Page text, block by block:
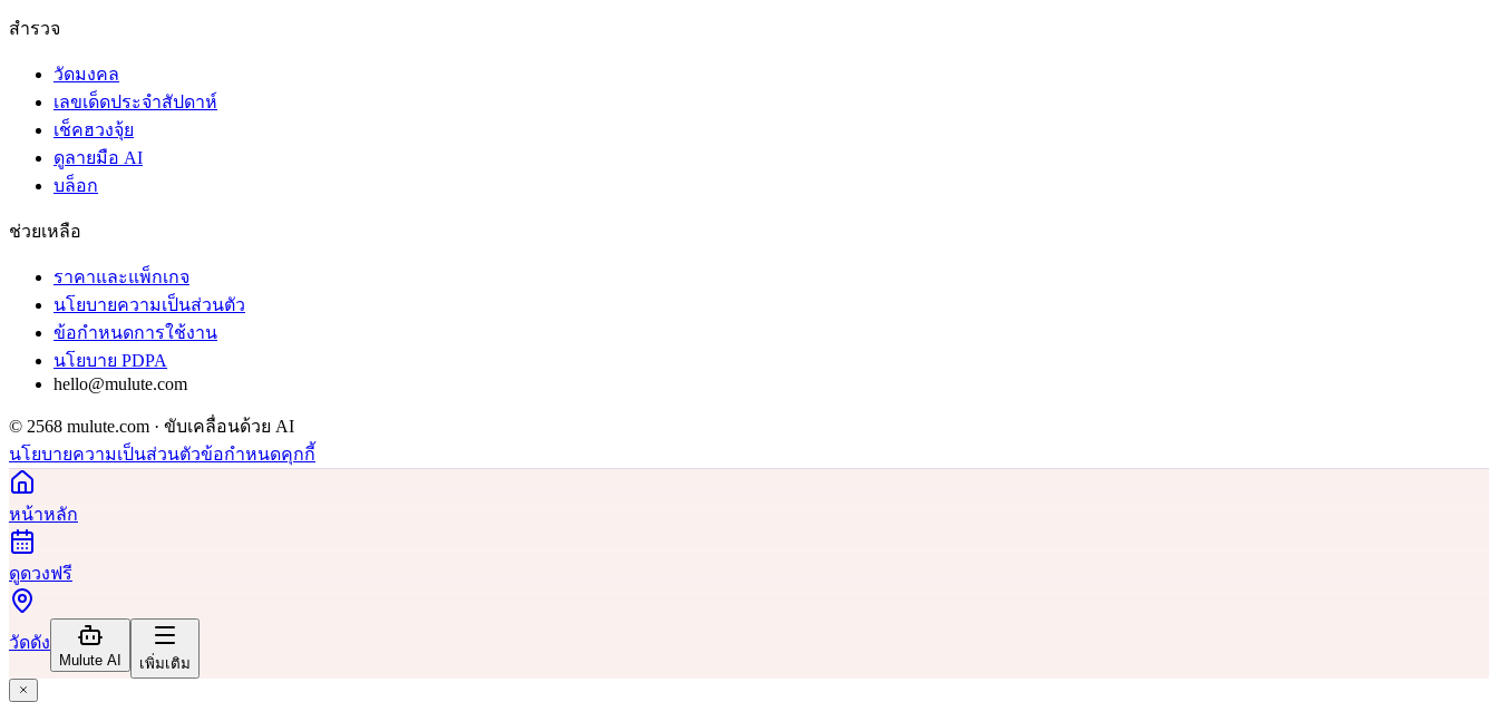
สำรวจ
วัดมงคล
เลขเด็ดประจำสัปดาห์
เช็คฮวงจุ้ย
ดูลายมือ AI
บล็อก
ช่วยเหลือ
ราคาและแพ็กเกจ
นโยบายความเป็นส่วนตัว
ข้อกำหนดการใช้งาน
นโยบาย PDPA
hello@mulute.com
© 2568 mulute.com · ขับเคลื่อนด้วย AI
นโยบายความเป็นส่วนตัวข้อกำหนดคุกกี้
หน้าหลัก
ดูดวงฟรี
วัดดัง
Mulute AI เพิ่มเติม